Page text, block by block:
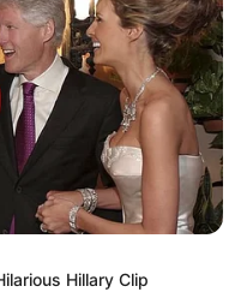
Hillary Clip